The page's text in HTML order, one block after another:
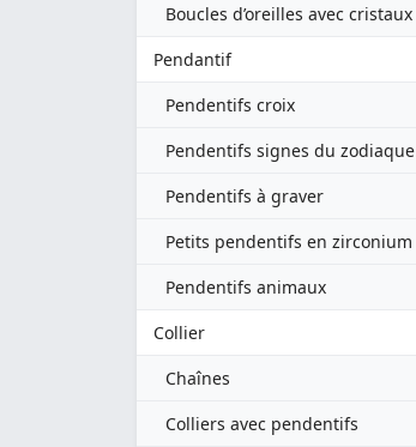
Boucles d’oreilles avec cristaux
Pendantif
Pendentifs croix
Pendentifs signes du zodiaque
Pendentifs à graver
Petits pendentifs en zirconium
Pendentifs animaux
Collier
Chaînes
Colliers avec pendentifs